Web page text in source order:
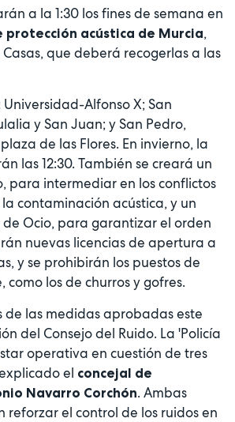
a la 1:30 los fines de semana en
protección acústica de Murcia,
que deberá recogerlas a las
Universidad-Alfonso X; San
y San Juan; y San Pedro,
de las Flores. En invierno, la
las 12:30. También se creará un
para intermediar en los conflictos
contaminación acústica, y un
Ocio, para garantizar el orden
nuevas licencias de apertura a
y se prohibirán los puestos de
los de churros y gofres.
de las medidas aprobadas este
del Consejo del Ruido. La 'Policía
operativa en cuestión de tres
el concejal de
Navarro Corchón. Ambas
reforzar el control de los ruidos en